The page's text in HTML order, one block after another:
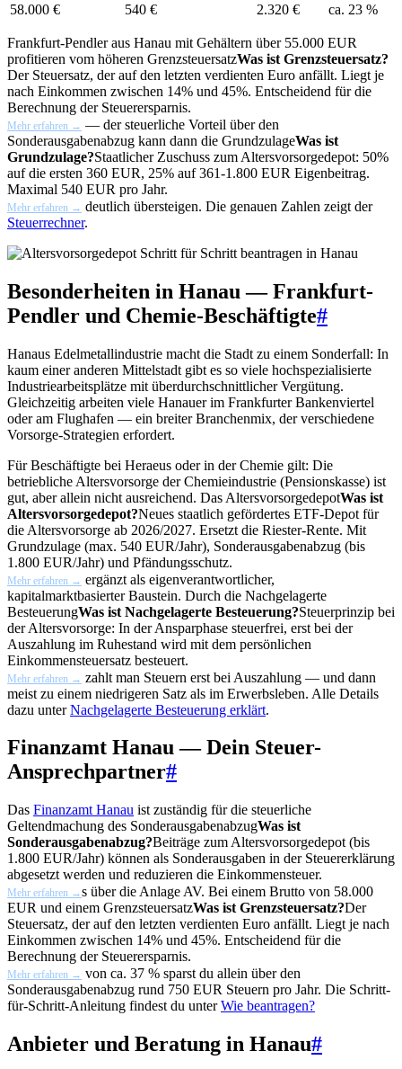
58.000 €
540 € 2.320 € ca. 23 %
Frankfurt-Pendler aus Hanau mit Gehältern über 55.000 EUR
profitieren vom höheren GrenzsteuersatzWas ist Grenzsteuersatz?
Der Steuersatz, der auf den letzten verdienten Euro anfällt. Liegt je
nach Einkommen zwischen 14% und 45%. Entscheidend für die
Berechnung der Steuerersparnis.
Mehr erfahren → — der steuerliche Vorteil über den
Sonderausgabenabzug kann dann die GrundzulageWas ist
Grundzulage?Staatlicher Zuschuss zum Altersvorsorgedepot: 50%
auf die ersten 360 EUR, 25% auf 361-1.800 EUR Eigenbeitrag.
Maximal 540 EUR pro Jahr.
Mehr erfahren → deutlich übersteigen. Die genauen Zahlen zeigt der
Steuerrechner.
Besonderheiten in Hanau — Frankfurt-
Pendler und Chemie-Beschäftigte#
Hanaus Edelmetallindustrie macht die Stadt zu einem Sonderfall: In
kaum einer anderen Mittelstadt gibt es so viele hochspezialisierte
Industriearbeitsplätze mit überdurchschnittlicher Vergütung.
Gleichzeitig arbeiten viele Hanauer im Frankfurter Bankenviertel
oder am Flughafen — ein breiter Branchenmix, der verschiedene
Vorsorge-Strategien erfordert.
Für Beschäftigte bei Heraeus oder in der Chemie gilt: Die
betriebliche Altersvorsorge der Chemieindustrie (Pensionskasse) ist
gut, aber allein nicht ausreichend. Das AltersvorsorgedepotWas ist
Altersvorsorgedepot?Neues staatlich gefördertes ETF-Depot für
die Altersvorsorge ab 2026/2027. Ersetzt die Riester-Rente. Mit
Grundzulage (max. 540 EUR/Jahr), Sonderausgabenabzug (bis
1.800 EUR/Jahr) und Pfändungsschutz.
Mehr erfahren → ergänzt als eigenverantwortlicher,
kapitalmarktbasierter Baustein. Durch die Nachgelagerte
BesteuerungWas ist Nachgelagerte Besteuerung?Steuerprinzip bei
der Altersvorsorge: In der Ansparphase steuerfrei, erst bei der
Auszahlung im Ruhestand wird mit dem persönlichen
Einkommensteuersatz besteuert.
Mehr erfahren → zahlt man Steuern erst bei Auszahlung — und dann
meist zu einem niedrigeren Satz als im Erwerbsleben. Alle Details
dazu unterNachgelagerte Besteuerung erklärt.
Finanzamt Hanau — Dein Steuer-
Ansprechpartner#
Das Finanzamt Hanau ist zuständig für die steuerliche
Geltendmachung des SonderausgabenabzugWas ist
Sonderausgabenabzug?Beiträge zum Altersvorsorgedepot (bis
1.800 EUR/Jahr) können als Sonderausgaben in der Steuererklärung
abgesetzt werden und reduzieren die Einkommensteuer.
Mehr erfahren →s über die Anlage AV. Bei einem Brutto von 58.000
EUR und einem GrenzsteuersatzWas ist Grenzsteuersatz?Der
Steuersatz, der auf den letzten verdienten Euro anfällt. Liegt je nach
Einkommen zwischen 14% und 45%. Entscheidend für die
Berechnung der Steuerersparnis.
Mehr erfahren → von ca. 37 % sparst du allein über den
Sonderausgabenabzug rund 750 EUR Steuern pro Jahr. Die Schritt-
für-Schritt-Anleitung findest du unterWie beantragen?
Anbieter und Beratung in Hanau#